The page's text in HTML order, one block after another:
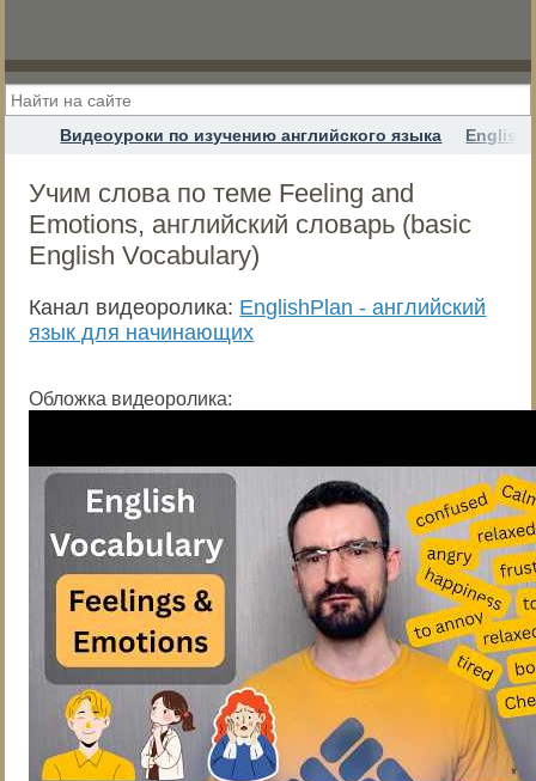
Видеоуроки по изучению английского языка
Учим слова по теме Feeling and
Emotions, английский словарь (basic
English Vocabulary)
Канал видеоролика: EnglishPlan - английский
язык для начинающих
Обложка видеоролика: